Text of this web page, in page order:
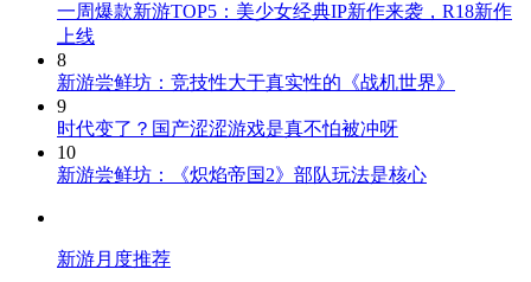
一周爆款新游TOP5：美少女经典IP新作来袭，R18新作
上线
8
新游尝鲜坊：竞技性大于真实性的《战机世界》
9
时代变了？国产涩涩游戏是真不怕被冲呀
10
新游尝鲜坊：《炽焰帝国2》部队玩法是核心
新游月度推荐